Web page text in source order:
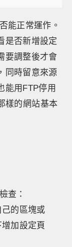
能正常運作。
是否新增設定
要調整後才會
同時留意來源
能用FTP停用
樣的網站基本
查：
己的區塊或
增加設定頁